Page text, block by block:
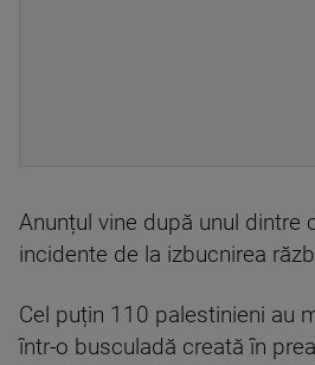
Anunțul vine după unul dintre
incidente de la izbucnirea
Cel puțin 110 palestinieni au
într-o busculadă creată în